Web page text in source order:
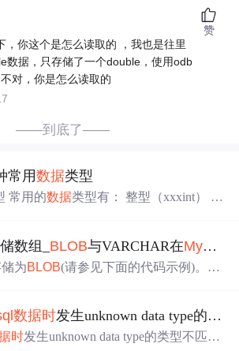
，你这个是怎么读取的 ，我也是往里
数据，只存储了一个double，使用odb
对，你是怎么读取的
赞
——到底了——
常用数据类型
类型 常用的数据类型有： 整型（xxxint） 位
（char,varchar,xxxtext） 二进制数据（xxxBlob、xxbinary）
数组_ BLOB与VARCHAR在MySQL
为BLOB(请参见下面的代码示例)。我
应该有任何非Java应用程序查询数据
置序列化会少一些。public static void st
数据时发生unknown data type的类型不匹配报错解决方案
时发生unknown data type的类型不匹配